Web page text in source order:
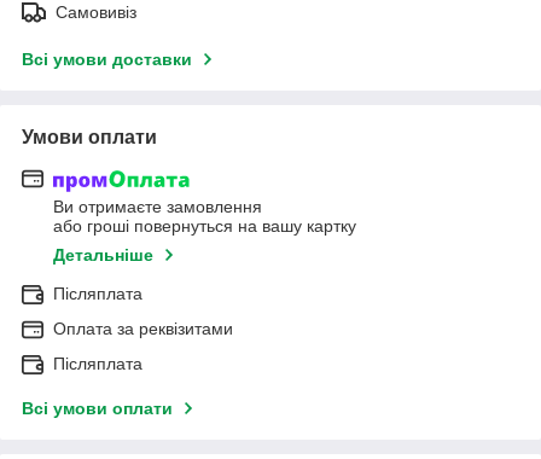
Самовивіз
Всі умови доставки
Умови оплати
Ви отримаєте замовлення
або гроші повернуться на вашу картку
Детальніше
Післяплата
Оплата за реквізитами
Післяплата
Всі умови оплати